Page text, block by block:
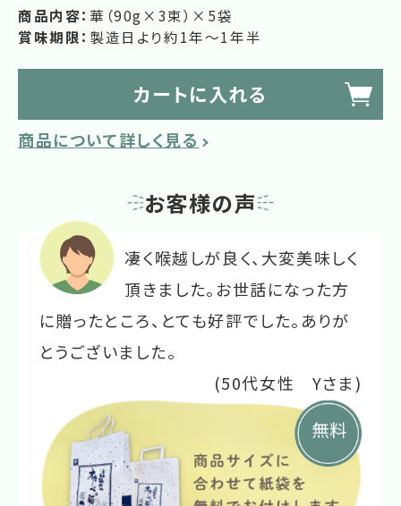
商品内容： 華（90g×3束）×5袋
賞味期限： 製造日より約1年～1年半
カートに入れる
商品について詳しく見る
お客様の声
凄く喉越しが良く、大変美味しく
頂きました。お世話になった方
に贈ったところ、とても好評でした。ありが
とうございました。
(50代女性 Yさま)